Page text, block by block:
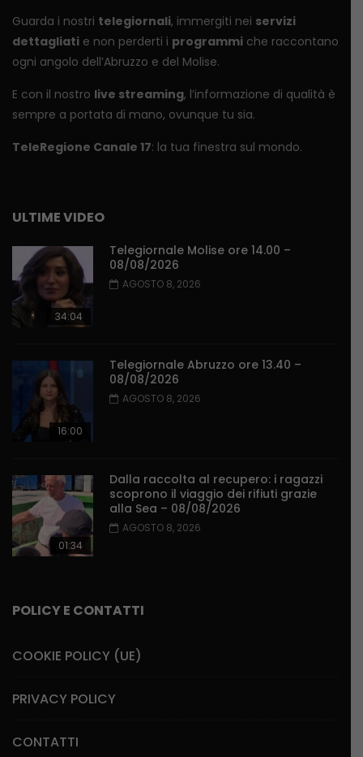
Guarda i nostri telegiornali, immergiti nei servizi
dettagliati e non perderti i programmi che raccontano
ogni angolo dell’Abruzzo e del Molise.
E con il nostro live streaming, l’informazione di qualità è
sempre a portata di mano, ovunque tu sia.
TeleRegione Canale 17: la tua finestra sul mondo.
ULTIME VIDEO
34:04
Telegiornale Molise ore 14.00 –
08/08/2026
AGOSTO 8, 2026
16:00
Telegiornale Abruzzo ore 13.40 –
08/08/2026
AGOSTO 8, 2026
01:34
Dalla raccolta al recupero: i ragazzi
scoprono il viaggio dei rifiuti grazie
alla Sea – 08/08/2026
AGOSTO 8, 2026
POLICY E CONTATTI
COOKIE POLICY (UE)
PRIVACY POLICY
CONTATTI